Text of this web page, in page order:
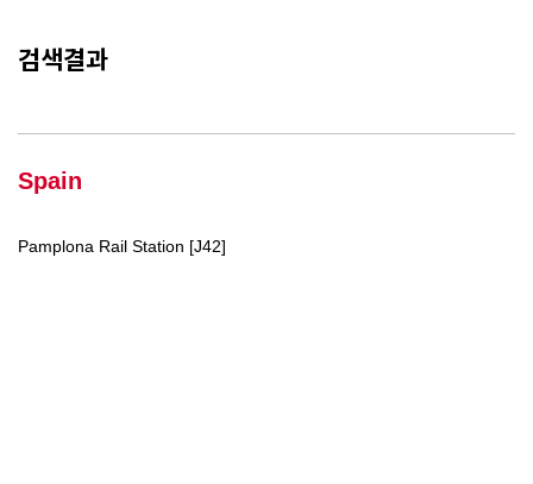
검색결과
Spain
Pamplona Rail Station [J42]